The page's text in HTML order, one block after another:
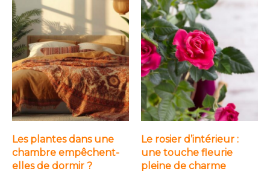
Les plantes dans une
chambre empêchent-
elles de dormir ?
Le rosier d’intérieur :
une touche fleurie
pleine de charme